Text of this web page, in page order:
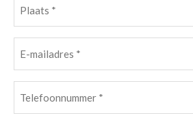
(Vereist)
mailadres
(Vereist)
(Vereist)